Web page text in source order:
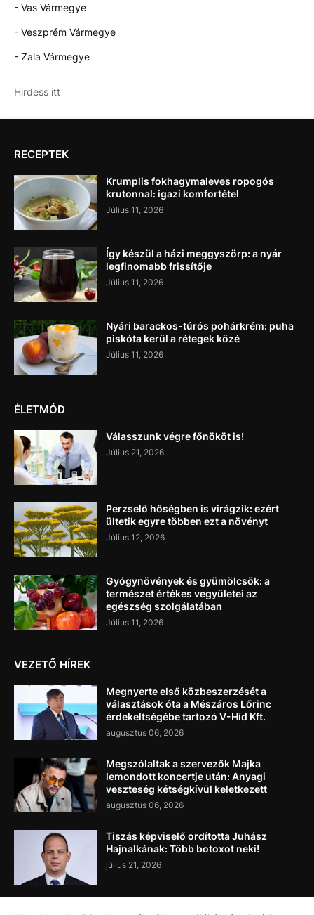
- Vas Vármegye
- Veszprém Vármegye
- Zala Vármegye
Hirdess itt
RECEPTEK
Krumplis fokhagymaleves ropogós
krutonnal: igazi komfortétel
Július 11, 2026
Így készül a házi meggyszörp: a nyár
legfinomabb frissítője
Július 11, 2026
Nyári barackos-túrós pohárkrém: puha
piskóta kerül a rétegek közé
Július 11, 2026
ÉLETMÓD
Válasszunk végre főnököt is!
Július 21, 2026
Perzselő hőségben is virágzik: ezért
ültetik egyre többen ezt a növényt
Július 12, 2026
Gyógynövények és gyümölcsök: a
természet értékes vegyületei az
egészség szolgálatában
Július 11, 2026
VEZETŐ HÍREK
Megnyerte első közbeszerzését a
választások óta a Mészáros Lőrinc
érdekeltségébe tartozó V-Híd Kft.
augusztus 06, 2026
Megszólaltak a szervezők Majka
lemondott koncertje után: Anyagi
veszteség kétségkívül keletkezett
augusztus 06, 2026
Tiszás képviselő ordította Juhász
Hajnalkának: Több botoxot neki!
július 21, 2026